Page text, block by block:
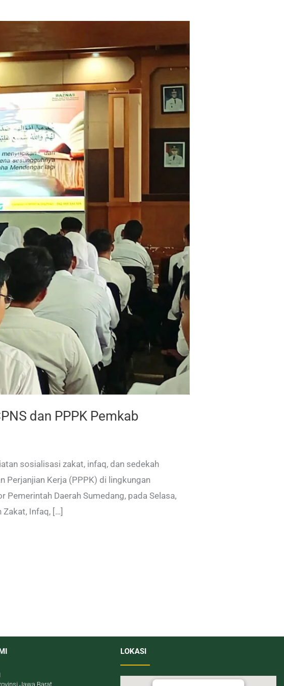
dan PPPK Pemkab
sosialisasi zakat, infaq, dan sedekah
Perjanjian Kerja (PPPK) di lingkungan
Daerah Sumedang, pada Selasa,
Infaq, […]
Jawa Barat
LOKASI